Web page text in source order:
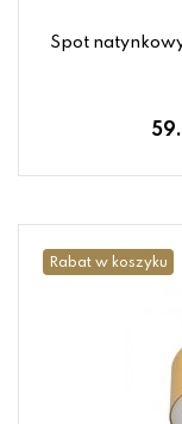
Spot
Rabat w koszyku